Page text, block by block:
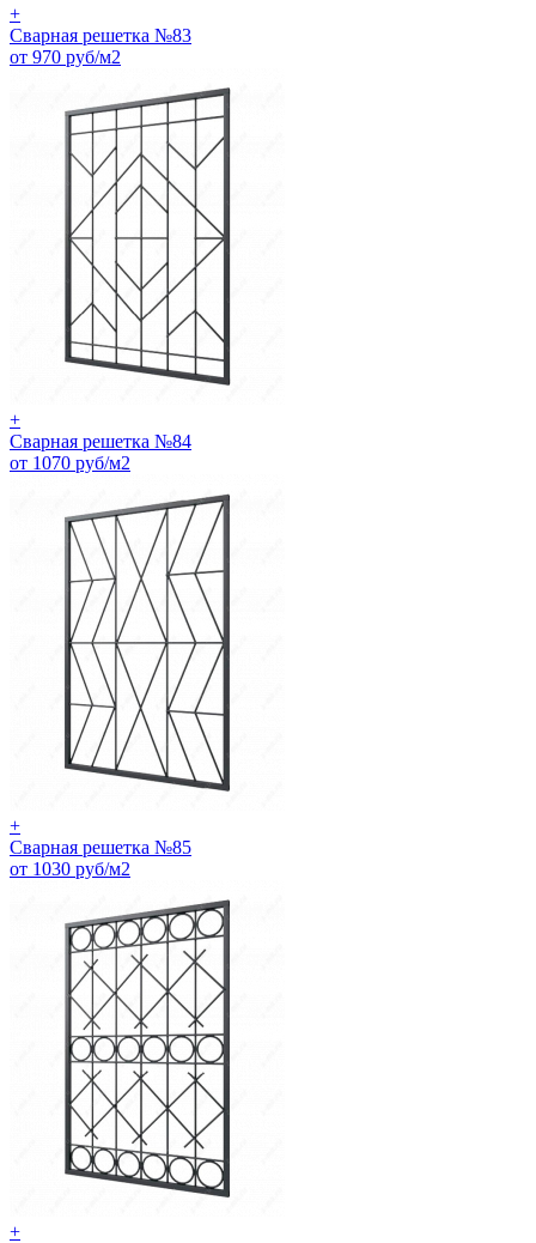
+
Сварная решетка №83
от 970 руб/м2
+
Сварная решетка №84
от 1070 руб/м2
+
Сварная решетка №85
от 1030 руб/м2
+